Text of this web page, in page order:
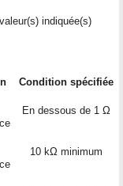
indiquée(s)
Condition spécifiée
En dessous de 1 Ω
10 kΩ minimum